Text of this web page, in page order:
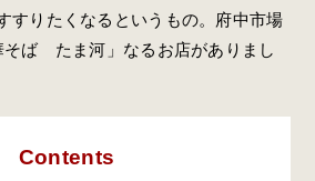
すりたくなるというもの。府中市場
そば たま河」なるお店がありまし
Contents